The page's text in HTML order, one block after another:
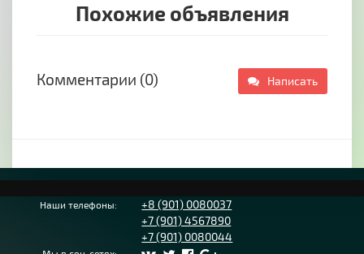
Похожие объявления
Комментарии (0) Написать
Наши телефоны:
+8 (901) 0080037
+7 (901) 4567890
+7 (901) 0080044